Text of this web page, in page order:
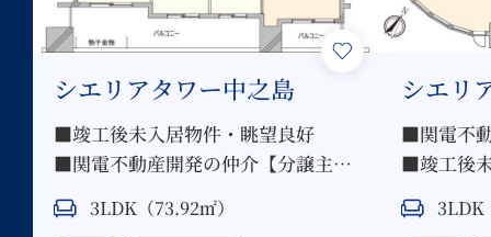
シエリアタワー中之島
■竣工後未入居物件・眺望良好
■関電不動産開発の仲介【分譲主と
してのサービスを展開いたします】
■分譲時のアフターサービス、設備
3LDK（73.92㎡）
シエリ
■関電不
■竣工後
3LDK・
■分譲時
3LDK